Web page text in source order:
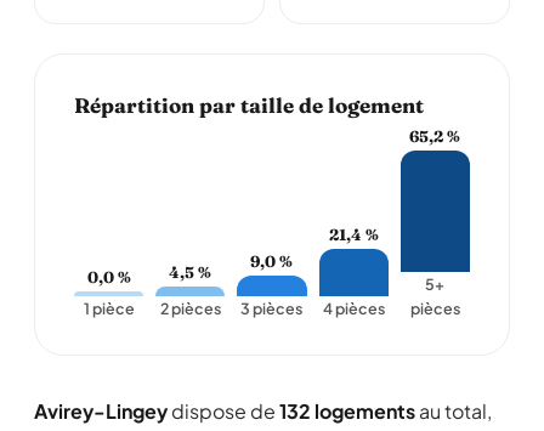
Répartition par taille de logement
0,0 %
1 pièce
4,5 %
2 pièces
9,0 %
3 pièces
21,4 %
4 pièces
65,2 %
5+
pièces
Avirey-Lingeydispose de132 logementsau total,